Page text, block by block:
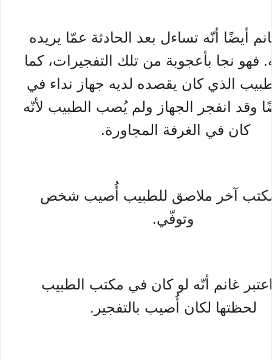
أيضًا أنّه تساءل بعد الحادثة عمّا يريده
فهو نجا بأعجوبة من تلك التفجيرات، كما
الذي كان يقصده لديه جهاز نداء في
وقد انفجر الجهاز ولم يُصب الطبيب لأنّه
كان في الغرفة المجاورة.
آخر ملاصق للطبيب أُصيب شخص
وتوفّي.
غانم أنّه لو كان في مكتب الطبيب
لحظتها لكان أُصيب بالتفجير.